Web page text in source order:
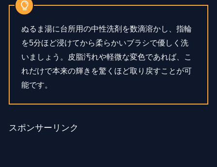
ぬるま湯に台所用の中性洗剤を数滴溶かし、指輪
を5分ほど浸けてから柔らかいブラシで優しく洗
いましょう。皮脂汚れや軽微な変色であれば、こ
れだけで本来の輝きを驚くほど取り戻すことが可
能です。
スポンサーリンク